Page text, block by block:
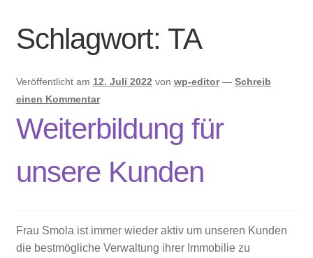
Immobilien und Inserate
Schlagwort: TA
Veröffentlicht am 12. Juli 2022 von wp-editor — Schreib
einen Kommentar
Weiterbildung für
unsere Kunden
Frau Smola ist immer wieder aktiv um unseren Kunden
die bestmögliche Verwaltung ihrer Immobilie zu